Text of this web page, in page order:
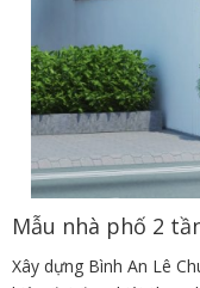
Mẫu nhà phố 2
Xây dựng Bình An Lê